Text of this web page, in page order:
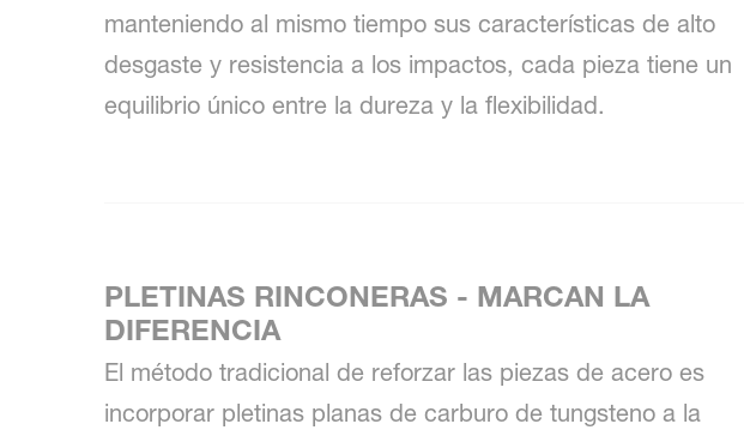
manteniendo al mismo tiempo sus características de alto
desgaste y resistencia a los impactos, cada pieza tiene un
equilibrio único entre la dureza y la flexibilidad.
PLETINAS RINCONERAS - MARCAN LA
DIFERENCIA
El método tradicional de reforzar las piezas de acero es
incorporar pletinas planas de carburo de tungsteno a la